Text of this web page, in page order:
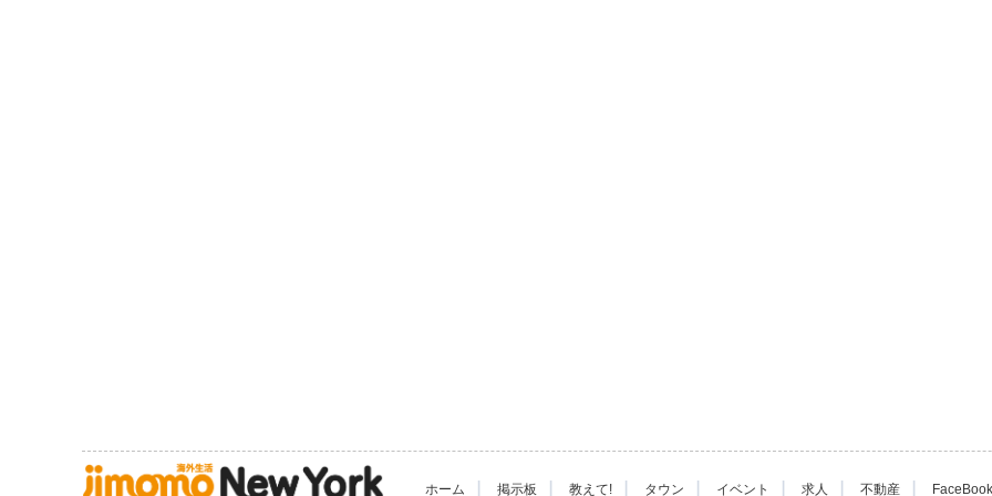
ホーム | 掲示板 | 教えて! | タウン | イベント | 求人 | 不動産 |